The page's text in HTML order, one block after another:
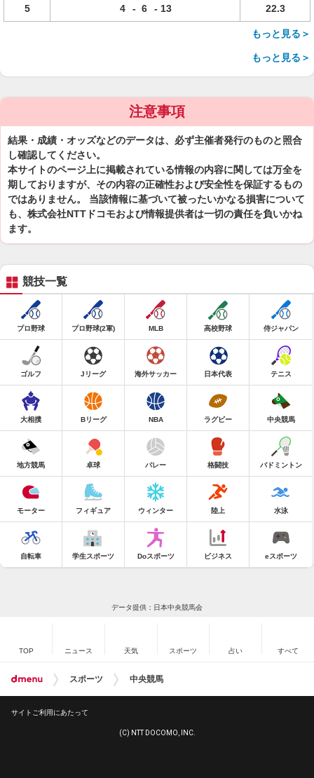
5 4 - 6 - 13 22.3
もっと見る＞
もっと見る＞
注意事項
結果・成績・オッズなどのデータは、必ず主催者発行のものと照合
し確認してください。
本サイトのページ上に掲載されている情報の内容に関しては万全を
期しておりますが、その内容の正確性および安全性を保証するもの
ではありません。 当該情報に基づいて被ったいかなる損害について
も、株式会社NTTドコモおよび情報提供者は一切の責任を負いかね
ます。
競技一覧
プロ野球 プロ野球(2軍) MLB 高校野球 侍ジャパン
ゴルフ Jリーグ 海外サッカー 日本代表 テニス
大相撲 Bリーグ NBA ラグビー 中央競馬
地方競馬 卓球 バレー 格闘技 バドミントン
モーター フィギュア ウィンター 陸上 水泳
自転車 学生スポーツ Doスポーツ ビジネス eスポーツ
データ提供：日本中央競馬会
TOP ニュース 天気 スポーツ 占い すべて
スポーツ 中央競馬
サイトご利用にあたって
(C) NTT DOCOMO, INC.